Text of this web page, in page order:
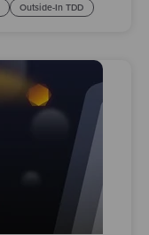
Outside-In TDD